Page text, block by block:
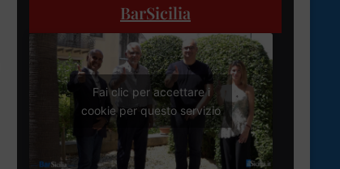
BarSicilia
Fai clic per accettare i
cookie per questo servizio